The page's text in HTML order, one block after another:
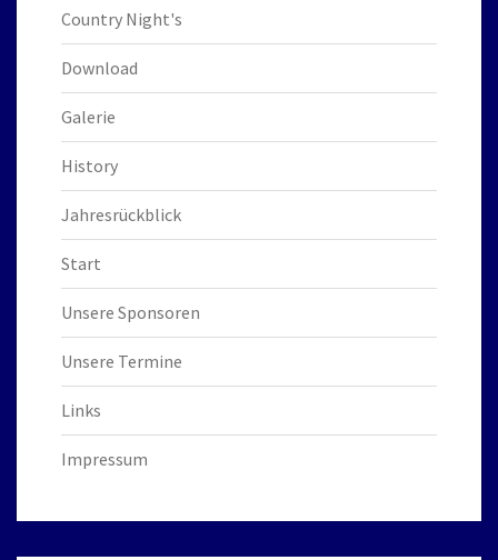
Country Night's
Download
Galerie
History
Jahresrückblick
Start
Unsere Sponsoren
Unsere Termine
Links
Impressum